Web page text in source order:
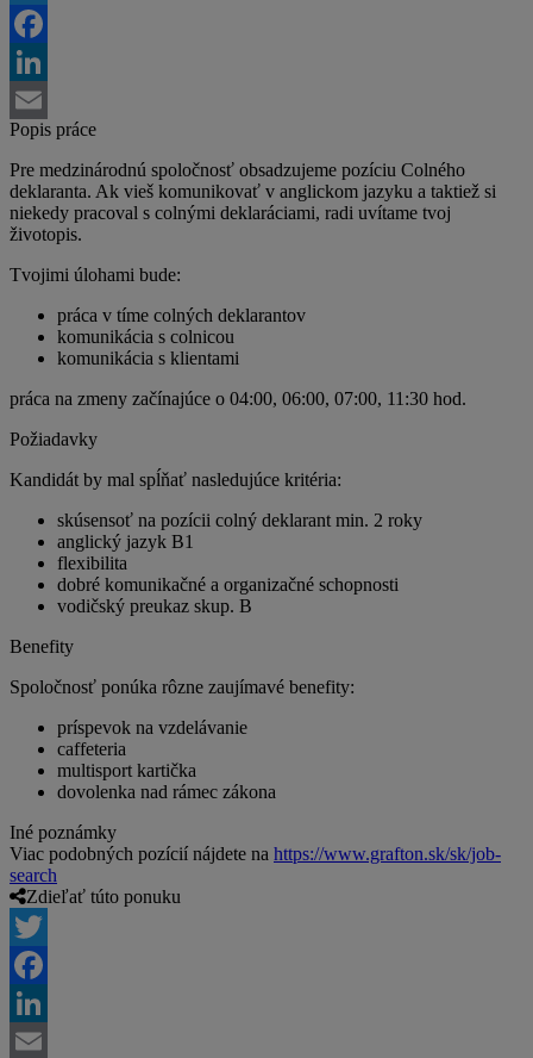
Twitter
Facebook
LinkedIn
Email
Popis práce
Pre medzinárodnú spoločnosť obsadzujeme pozíciu Colného
deklaranta. Ak vieš komunikovať v anglickom jazyku a taktiež si
niekedy pracoval s colnými deklaráciami, radi uvítame tvoj
životopis.
Tvojimi úlohami bude:
práca v tíme colných deklarantov
komunikácia s colnicou
komunikácia s klientami
práca na zmeny začínajúce o 04:00, 06:00, 07:00, 11:30 hod.
Požiadavky
Kandidát by mal spĺňať nasledujúce kritéria:
skúsensoť na pozícii colný deklarant min. 2 roky
anglický jazyk B1
flexibilita
dobré komunikačné a organizačné schopnosti
vodičský preukaz skup. B
Benefity
Spoločnosť ponúka rôzne zaujímavé benefity:
príspevok na vzdelávanie
caffeteria
multisport kartička
dovolenka nad rámec zákona
Iné poznámky
Viac podobných pozícií nájdete na https://www.grafton.sk/sk/job-
search
Zdieľať túto ponuku
Twitter
Facebook
LinkedIn